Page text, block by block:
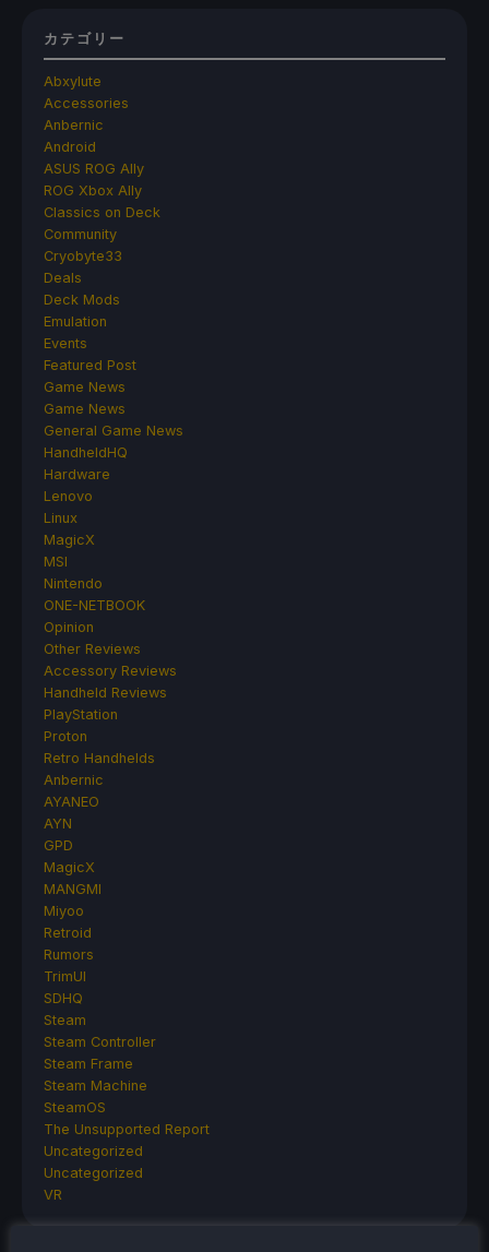
カテゴリー
Abxylute
Accessories
Anbernic
Android
ASUS ROG Ally
ROG Xbox Ally
Classics on Deck
Community
Cryobyte33
Deals
Deck Mods
Emulation
Events
Featured Post
Game News
Game News
General Game News
HandheldHQ
Hardware
Lenovo
Linux
MagicX
MSI
Nintendo
ONE-NETBOOK
Opinion
Other Reviews
Accessory Reviews
Handheld Reviews
PlayStation
Proton
Retro Handhelds
Anbernic
AYANEO
AYN
GPD
MagicX
MANGMI
Miyoo
Retroid
Rumors
TrimUI
SDHQ
Steam
Steam Controller
Steam Frame
Steam Machine
SteamOS
The Unsupported Report
Uncategorized
Uncategorized
VR